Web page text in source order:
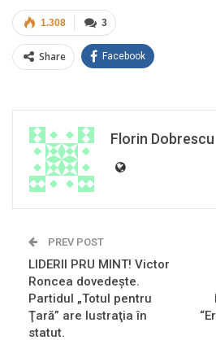
3
1.308
Share Facebook
Florin Dobrescu
PREV POST
LIDERII PRU MINT! Victor
Roncea dovedeşte.
Partidul „Totul pentru
Ţară” are lustraţia în
statut.